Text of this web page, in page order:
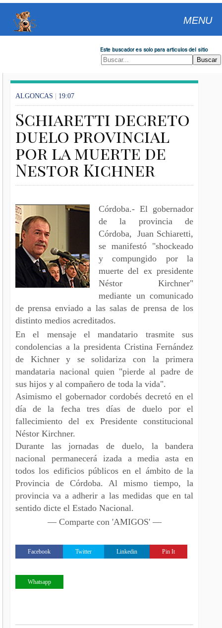
MENU
Este buscador es solo para articulos del sitio
ALGONCAS | 19:07
Schiaretti decreto
duelo provincial
por la muerte de
Nestor Kichner
Córdoba.- El gobernador
de la provincia de
Córdoba, Juan Schiaretti,
se manifestó "shockeado
y compungido por la
muerte del ex presidente
Néstor Kirchner"
mediante un comunicado
de prensa enviado a las salas de prensa de los
distinto medios acreditados.
En el mensaje el mandatario trasmite sus
condolencias a la presidenta Cristina Fernández
de Kichner y se solidariza con la primera
mandataria nacional quien "pierde al padre de
sus hijos y al compañero de toda la vida".
Asimismo el gobernador cordobés decretó en el
día de la fecha tres días de duelo por el
fallecimiento del ex Presidente constitucional
Néstor Kirchner.
Durante las jornadas de duelo, la bandera
nacional permanecerá izada a media asta en
todos los edificios públicos en el ámbito de la
Provincia de Córdoba. Al mismo tiempo, la
provincia va a adherir a las medidas que en tal
sentido dicte el Estado Nacional.
— Comparte con 'AMIGOS' —
Facebook Twitter Linkedin Pin It
Whatsapp